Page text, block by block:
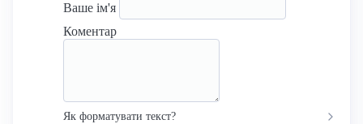
Ваше ім'я
Коментар
Як форматувати текст?